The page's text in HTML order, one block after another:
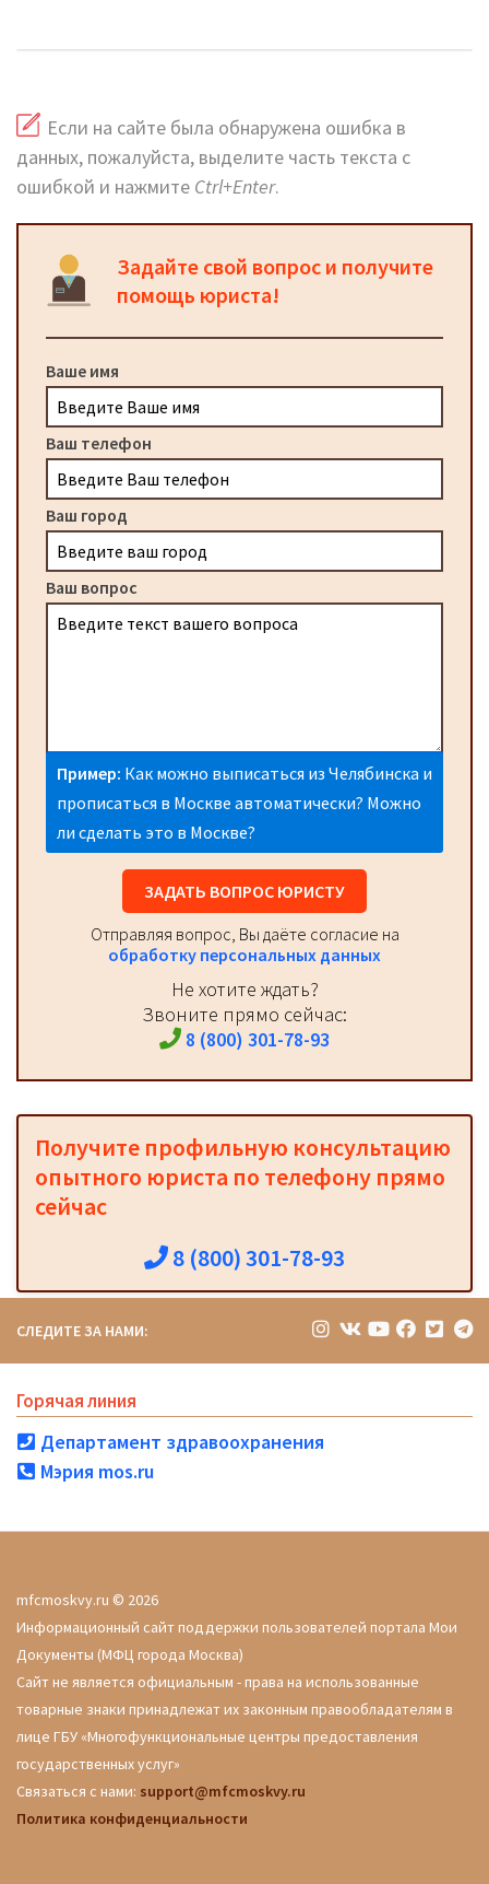
Если на сайте была обнаружена ошибка в
данных, пожалуйста, выделите часть текста с
ошибкой и нажмите Ctrl+Enter.
Задайте свой вопрос и получите
помощь юриста!
Ваше имя
Ваш телефон
Ваш город
Ваш вопрос
Пример: Как можно выписаться из Челябинска и
прописаться в Москве автоматически? Можно
ли сделать это в Москве?
ЗАДАТЬ ВОПРОС ЮРИСТУ
Отправляя вопрос, Вы даёте согласие на
обработку персональных данных
Не хотите ждать?
Звоните прямо сейчас:
8 (800) 301-78-93
Получите профильную консультацию
опытного юриста по телефону прямо
сейчас
8 (800) 301-78-93
СЛЕДИТЕ ЗА НАМИ:
Горячая линия
Департамент здравоохранения
Мэрия mos.ru
mfcmoskvy.ru © 2026
Информационный сайт поддержки пользователей портала Мои
Документы (МФЦ города Москва)
Сайт не является официальным - права на использованные
товарные знаки принадлежат их законным правообладателям в
лице ГБУ «Многофункциональные центры предоставления
государственных услуг»
Связаться с нами: support@mfcmoskvy.ru
Политика конфиденциальности